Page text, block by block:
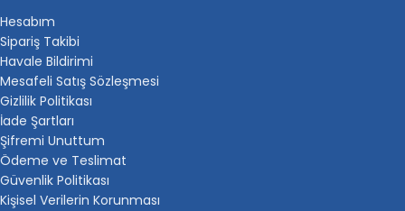
Hesabım
Sipariş Takibi
Havale Bildirimi
Mesafeli Satış Sözleşmesi
Gizlilik Politikası
İade Şartları
Şifremi Unuttum
Ödeme ve Teslimat
Güvenlik Politikası
Kişisel Verilerin Korunması